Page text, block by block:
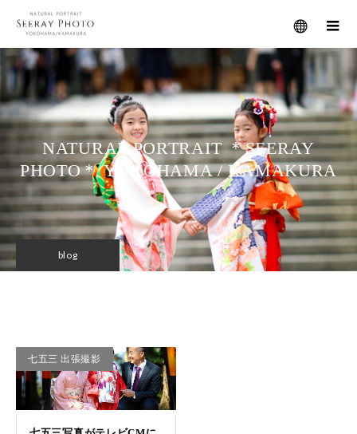
メニュー
NATURAL PORTRAIT ＊SEERAY
PHOTO＊ YOKOHAMA / KAMAKURA
blog
七五三 出張撮影